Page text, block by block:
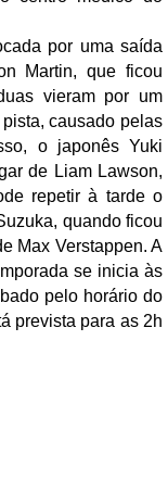
por uma saída
Martin, que ficou
vieram por um
causado pelas
o japonês Yuki
de Liam Lawson,
repetir à tarde o
quando ficou
Max Verstappen. A
se inicia às
pelo horário do
prevista para as 2h